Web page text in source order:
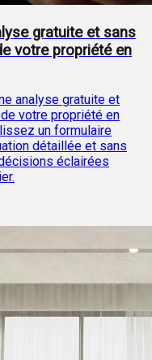
gratuite et sans
votre propriété en
analyse gratuite et
votre propriété en
un formulaire
détaillée et sans
éclairées